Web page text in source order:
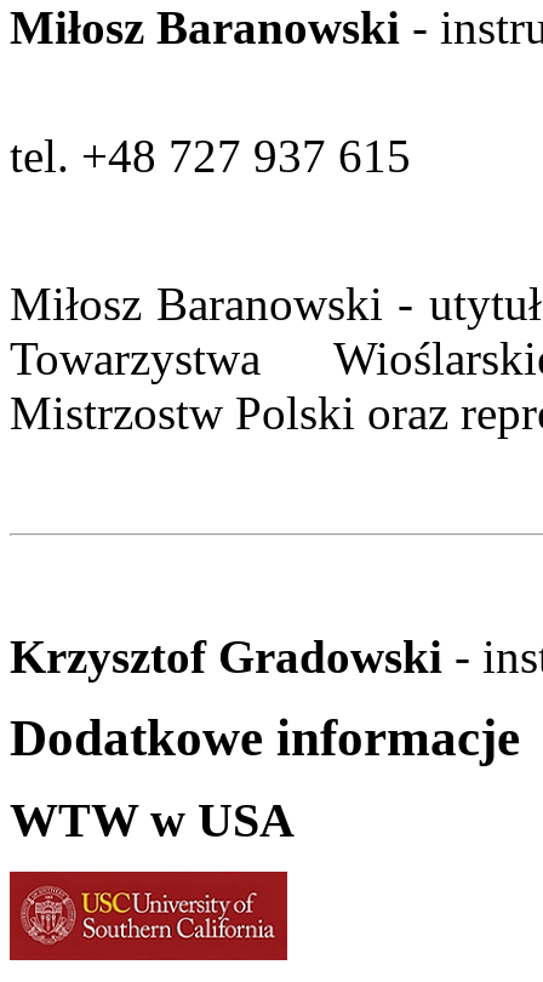
Miłosz Baranowski -
tel. +48 727 937 615
Miłosz Baranowski -
Towarzystwa
Mistrzostw Polski oraz
Krzysztof Gradowski -
Dodatkowe informacje
WTW w USA